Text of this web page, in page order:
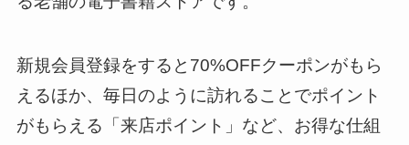
新規会員登録をすると70%OFFクーポンがもら
えるほか、毎日のように訪れることでポイント
がもらえる「来店ポイント」など、お得な仕組